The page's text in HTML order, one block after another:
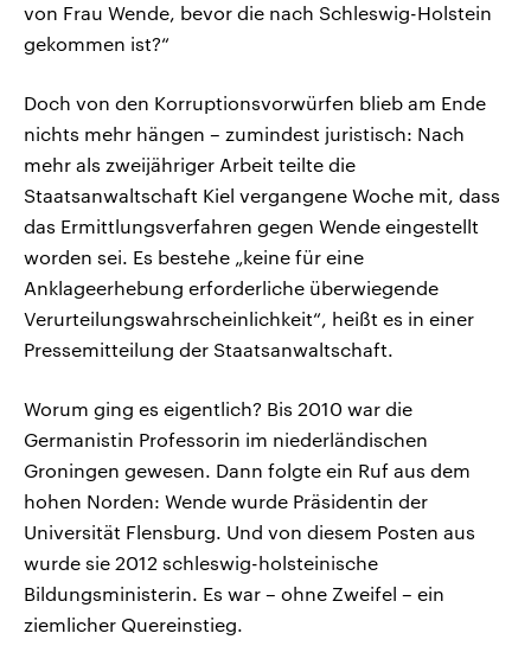
von Frau Wende, bevor die nach Schleswig-Holstein
gekommen ist?“
Doch von den Korruptionsvorwürfen blieb am Ende
nichts mehr hängen – zumindest juristisch: Nach
mehr als zweijähriger Arbeit teilte die
Staatsanwaltschaft Kiel vergangene Woche mit, dass
das Ermittlungsverfahren gegen Wende eingestellt
worden sei. Es bestehe „keine für eine
Anklageerhebung erforderliche überwiegende
Verurteilungswahrscheinlichkeit“, heißt es in einer
Pressemitteilung der Staatsanwaltschaft.
Worum ging es eigentlich? Bis 2010 war die
Germanistin Professorin im niederländischen
Groningen gewesen. Dann folgte ein Ruf aus dem
hohen Norden: Wende wurde Präsidentin der
Universität Flensburg. Und von diesem Posten aus
wurde sie 2012 schleswig-holsteinische
Bildungsministerin. Es war – ohne Zweifel – ein
ziemlicher Quereinstieg.